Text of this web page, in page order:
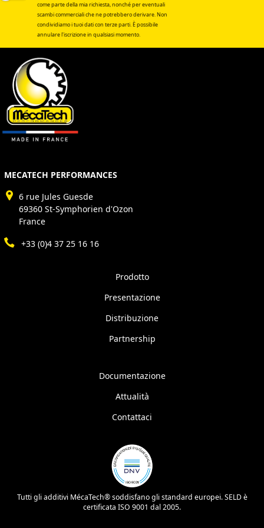
come parte della mia richiesta, nonché per eventuali
scambi commerciali che ne potrebbero derivare. Non
condividiamo i tuoi dati con terze parti. È possibile
annulare l'iscrizione in qualsiasi momento.
MECATECH PERFORMANCES
6 rue Jules Guesde
69360 St-Symphorien d'Ozon
France
+33 (0)4 37 25 16 16
Prodotto
Presentazione
Distribuzione
Partnership
Documentazione
Attualità
Contattaci
Tutti gli additivi MécaTech® soddisfano gli standard europei. SELD è
certificata ISO 9001 dal 2005.